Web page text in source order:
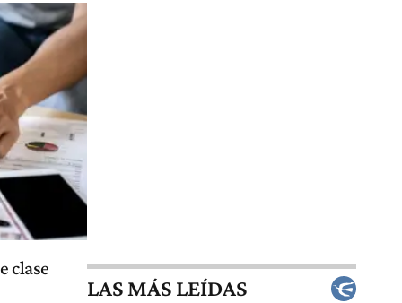
clase
LAS MÁS LEÍDAS